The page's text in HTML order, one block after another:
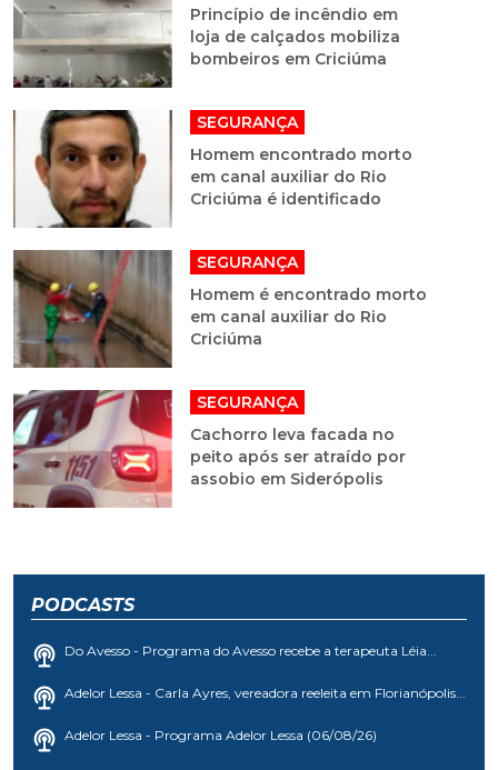
Princípio de incêndio em
loja de calçados mobiliza
bombeiros em Criciúma
SEGURANÇA
Homem encontrado morto
em canal auxiliar do Rio
Criciúma é identificado
SEGURANÇA
Homem é encontrado morto
em canal auxiliar do Rio
Criciúma
SEGURANÇA
Cachorro leva facada no
peito após ser atraído por
assobio em Siderópolis
PODCASTS
Do Avesso - Programa do Avesso recebe a terapeuta Léia...
Adelor Lessa - Carla Ayres, vereadora reeleita em Florianópolis...
Adelor Lessa - Programa Adelor Lessa (06/08/26)